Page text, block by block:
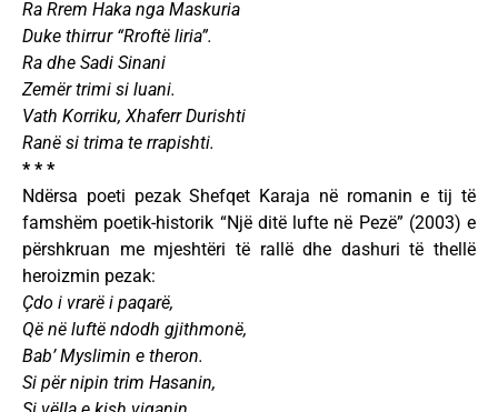
Ra Rrem Haka nga Maskuria
Duke thirrur “Rroftë liria”.
Ra dhe Sadi Sinani
Zemër trimi si luani.
Vath Korriku, Xhaferr Durishti
Ranë si trima te rrapishti.
* * *
Ndërsa poeti pezak Shefqet Karaja në romanin e tij të
famshëm poetik-historik “Një ditë lufte në Pezë” (2003) e
përshkruan me mjeshtëri të rallë dhe dashuri të thellë
heroizmin pezak:
Çdo i vrarë i paqarë,
Që në luftë ndodh gjithmonë,
Bab’ Myslimin e theron.
Si për nipin trim Hasanin,